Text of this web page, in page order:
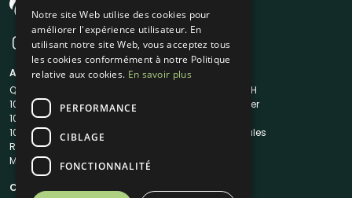
A propos
Qui sommes-nous ?
1001Salles
1001Salles PRO
1001DJ
Reserverunbar
MP2
Liens utiles
Traiteur en 48H
Nous contacter
Mentions légales
Contacts
Notre site Web utilise des cookies pour
améliorer l'expérience utilisateur. En
utilisant notre site Web, vous acceptez tous
les cookies conformément à notre Politique
relative aux cookies. En savoir plus
PERFORMANCE
CIBLAGE
FONCTIONNALITÉ